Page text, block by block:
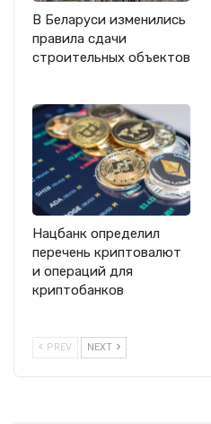
В Беларуси изменились
правила сдачи
строительных объектов
Нацбанк определил
перечень криптовалют
и операций для
криптобанков
PREV NEXT